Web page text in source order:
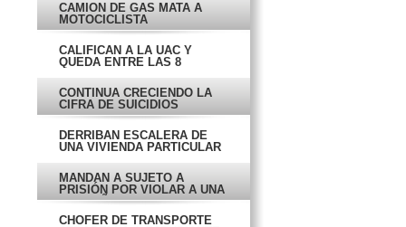
CAMIÓN DE GAS MATA A
MOTOCICLISTA
CALIFICAN A LA UAC Y
QUEDA ENTRE LAS 8
CONTINÚA CRECIENDO LA
CIFRA DE SUICIDIOS
DERRIBAN ESCALERA DE
UNA VIVIENDA PARTICULAR
MANDAN A SUJETO A
PRISIÓN POR VIOLAR A UNA
PEQUEÑA
CHOFER DE TRANSPORTE